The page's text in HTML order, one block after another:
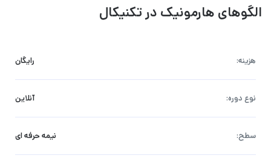
الگوهای هارمونیک در تکنیکال
هزینه: رایگان
نوع دوره: آنلاین
سطح: نیمه حرفه ای